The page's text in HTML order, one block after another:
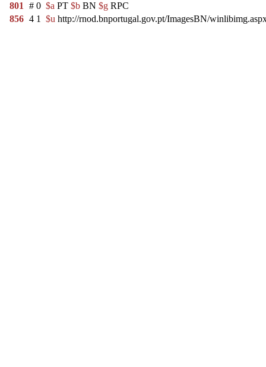
801
# 0 $a PT $b BN $g RPC
856 4 1 $u http://rnod.bnportugal.gov.pt/ImagesBN/